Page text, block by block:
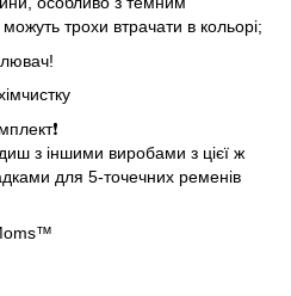
трохи втрачати в кольорі;
з іншими виробами з цієї ж
для 5-точечних ременів